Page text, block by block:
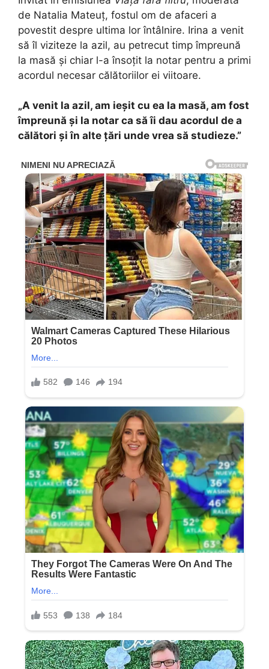
de Natalia Mateuț, fostul om de afaceri a
povestit despre ultima lor întâlnire. Irina a venit
să îl viziteze la azil, au petrecut timp împreună
la masă și chiar l-a însoțit la notar pentru a primi
acordul necesar călătoriilor ei viitoare.
„A venit la azil, am ieșit cu ea la masă, am fost
împreună și la notar ca să îi dau acordul de a
călători și în alte țări unde vrea să studieze.”